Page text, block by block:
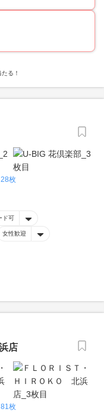
る！
28枚
ド可
女性歓迎
店
81枚